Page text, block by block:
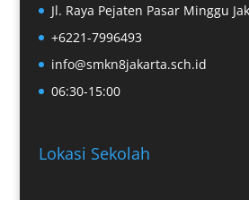
Jl. Raya Pejaten Pasar Minggu
+6221-7996493
info@smkn8jakarta.sch.id
06:30-15:00
Lokasi Sekolah